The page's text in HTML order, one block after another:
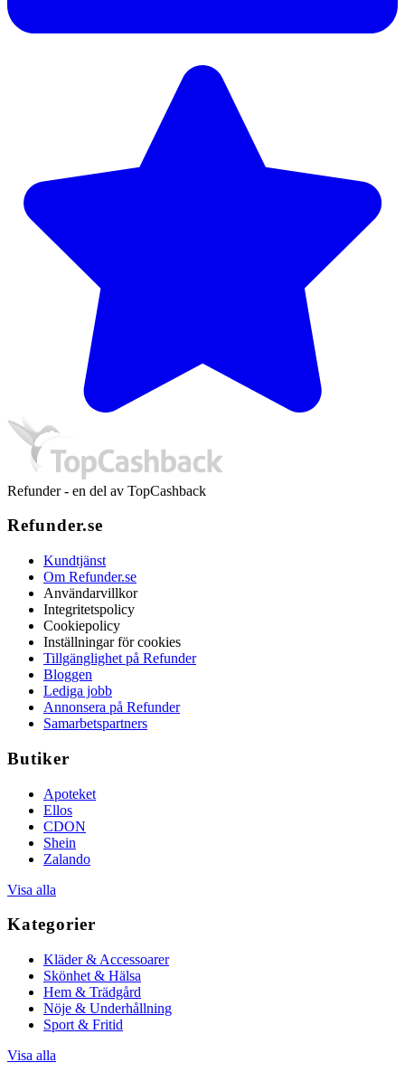
Refunder - en del av TopCashback
Refunder.se
Kundtjänst
Om Refunder.se
Användarvillkor
Integritetspolicy
Cookiepolicy
Inställningar för cookies
Tillgänglighet på Refunder
Bloggen
Lediga jobb
Annonsera på Refunder
Samarbetspartners
Butiker
Apoteket
Ellos
CDON
Shein
Zalando
Visa alla
Kategorier
Kläder & Accessoarer
Skönhet & Hälsa
Hem & Trädgård
Nöje & Underhållning
Sport & Fritid
Visa alla